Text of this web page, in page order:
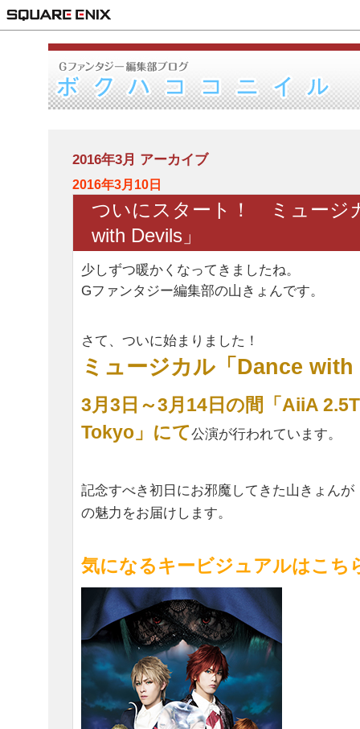
2016年3月 アーカイブ
2016年3月10日
ついにスタート！ ミュージ
with Devils」
少しずつ暖かくなってきましたね。
Gファンタジー編集部の山きょんです。
さて、ついに始まりました！
ミュージカル「Dance
3月3日～3月14日の間「AiiA
Tokyo」にて公演が行われています。
記念すべき初日にお邪魔してきた山きょんが
の魅力をお届けします。
気になるキービジュアルはこち